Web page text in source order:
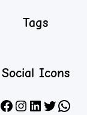
Tags
Social Icons
Facebook Instagram LinkedIn X WhatsApp